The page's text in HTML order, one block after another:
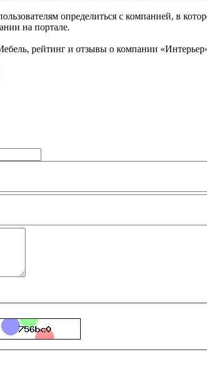
определиться с компанией, в
на портале.
рейтинг и отзывы о компании